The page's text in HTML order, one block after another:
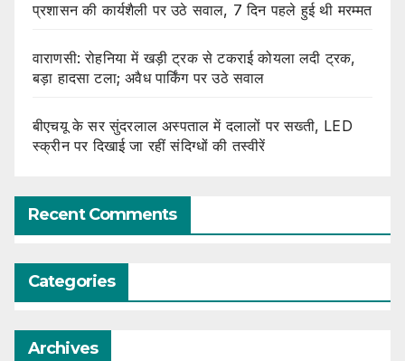
प्रशासन की कार्यशैली पर उठे सवाल, 7 दिन पहले हुई थी मरम्मत
वाराणसी: रोहनिया में खड़ी ट्रक से टकराई कोयला लदी ट्रक,
बड़ा हादसा टला; अवैध पार्किंग पर उठे सवाल
बीएचयू के सर सुंदरलाल अस्पताल में दलालों पर सख्ती, LED
स्क्रीन पर दिखाई जा रहीं संदिग्धों की तस्वीरें
Recent Comments
Categories
Archives